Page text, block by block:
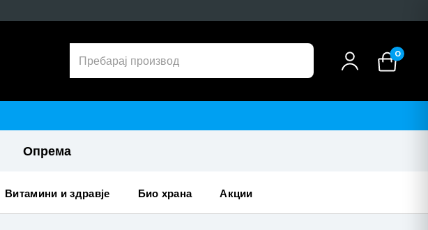
0
Опрема
витамини и здравје био храна акции